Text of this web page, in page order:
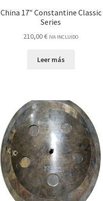
China 17″ Constantine Classic
Series
210,00€ IVA INCLUIDO
Leer más